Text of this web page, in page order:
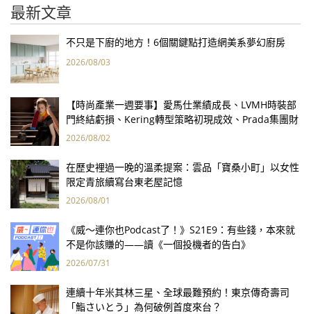
最新文章
不只是下廚的地方！6個關鍵點打造網美系夢幻廚房
2026/08/03
【時尚產業一週要事】愛馬仕業績成長、LVMH時裝部
門終結虧損、Kering轉型策略初現成效、Prada集團財
報亮眼
2026/08/02
在歷史裡過一晚的溫柔提案：雲品「寶桑小町」以女性
限定青旅續寫台東老屋記憶
2026/08/01
《威～連你也Podcast了！》S21E9：有些錢，本來就
不是你該賺的——讀《一個投機者的告白》
2026/07/31
連續十年米其林三星、全球最難預約！東京傳奇壽司
「鮨さいとう」為何破例首度來台？